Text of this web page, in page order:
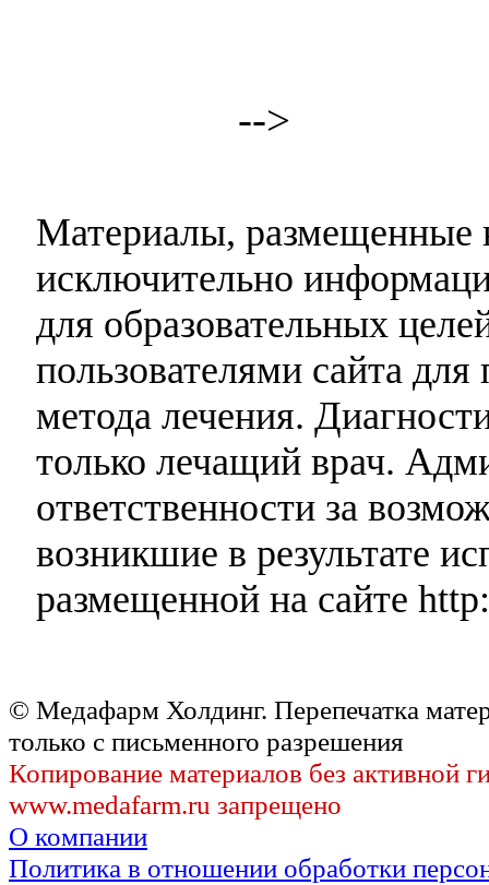
-->
Материалы, размещенные
исключительно
для образовательных
пользователями сайта
метода лечения.
только лечащий врач.
ответственности за
возникшие в результате
размещенной на сайте
© Медафарм Холдинг. Перепечатка
только с письменного разрешения
Копирование материалов без активной
www.medafarm.ru запрещено
О компании
Политика в отношении обработки